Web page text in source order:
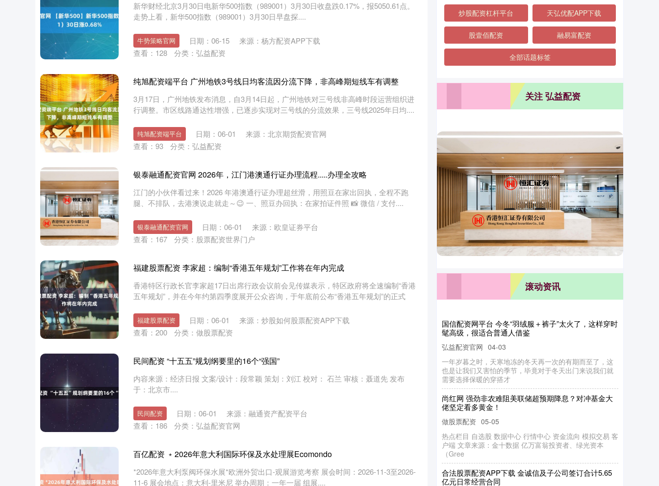
新华财经北京3月30日电新华500指数（989001）3月30日收盘跌0.17%，报5050.61点。
走势上看，新华500指数（989001）3月30日早盘探....
牛势策略官网 日期：06-15
来源：杨方配资APP下载
查看： 128 分类： 弘益配资
纯旭配资端平台 广州地铁3号线日均客流因分流下降，非高峰期短线车有调整
3月17日，广州地铁发布消息，自3月14日起，广州地铁对三号线非高峰时段运营组织进
行调整。市区线路通达性增强，已逐步实现对三号线的分流效果，三号线2025年日均....
纯旭配资端平台 日期：06-01
来源：北京期货配资官网
查看： 93 分类： 弘益配资
银泰融通配资官网 2026年，江门港澳通行证办理流程.....办理全攻略
江门的小伙伴看过来！2026 年港澳通行证办理超丝滑，用照豆在家出回执，全程不跑
腿、不排队，去港澳说走就走～😉 一、照豆办回执：在家拍证件照 📸 微信 / 支付....
银泰融通配资官网 日期：06-01
来源：欧皇证券平台
查看： 167 分类： 股票配资世界门户
福建股票配资 李家超：编制“香港五年规划”工作将在年内完成
香港特区行政长官李家超17日出席行政会议前会见传媒表示，特区政府将全速编制“香港
五年规划”，并在今年约第四季度展开公众咨询，于年底前公布“香港五年规划”的正式
福建股票配资 日期：06-01
来源：炒股如何股票配资APP下载
查看： 200 分类： 做股票配资
民间配资 “十五五”规划纲要里的16个“强国”
内容来源：经济日报 文案/设计：段常颖 策划：刘江 校对： 石兰 审核：聂道先 发布
于：北京市....
民间配资 日期：06-01
来源：融通资产配资平台
查看： 186 分类： 弘益配资官网
百亿配资 ﹡2026年意大利国际环保及水处理展Ecomondo
*2026年意大利泵阀环保水展*欧洲外贸出口-观展游览考察 展会时间：2026-11-3至2026-
11-6 展会地点：意大利-里米尼 举办周期：一年一届 组展....
炒股配资杠杆平台 天弘优配APP下载
股壹佰配资 融易富配资
全部话题标签
关注 弘益配资
滚动资讯
德旺配资APP下载 充电桩：学会六种涨停回调模型从
此交易不迷茫
弘益配资 04-24
第一种：涨停回调缩量低吸拉升模型第二种：涨停高位回
调拉升模型第三种：涨停回调高度控盘拉升模型第四种：
涨停二板回调拉升模型
融股通配资 双层弛张筛高效筛分垃圾分类筛分设备供
应商
股票配资世界门户05-18